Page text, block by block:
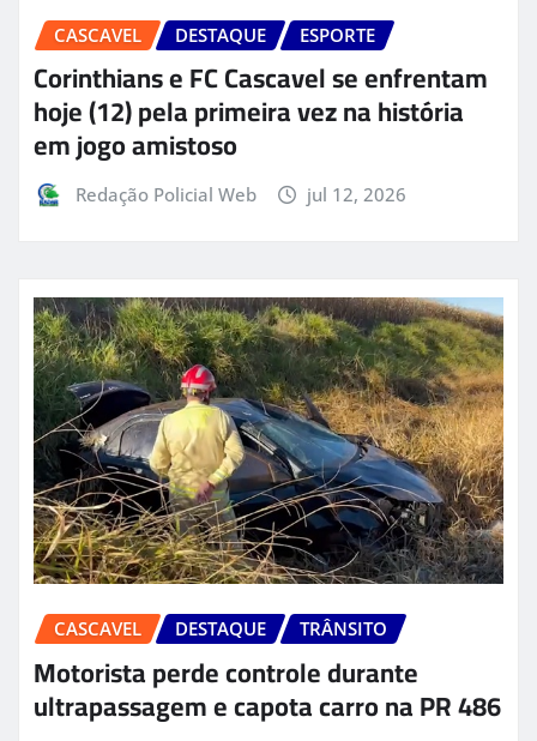
CASCAVEL DESTAQUE ESPORTE
Corinthians e FC Cascavel se enfrentam
hoje (12) pela primeira vez na história
em jogo amistoso
Redação Policial Web jul 12, 2026
CASCAVEL DESTAQUE TRÂNSITO
Motorista perde controle durante
ultrapassagem e capota carro na PR 486